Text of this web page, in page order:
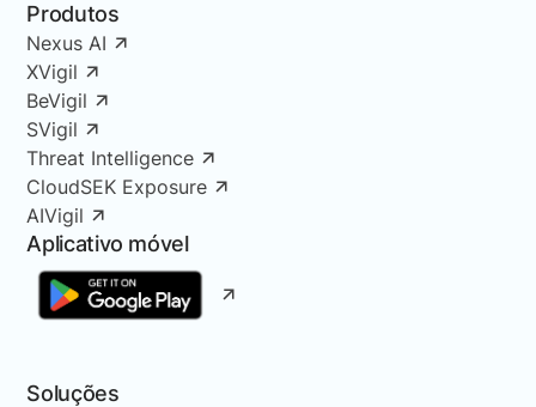
Produtos
Nexus AI
XVigil
BeVigil
SVigil
Threat Intelligence
CloudSEK Exposure
AIVigil
Aplicativo móvel
Soluções